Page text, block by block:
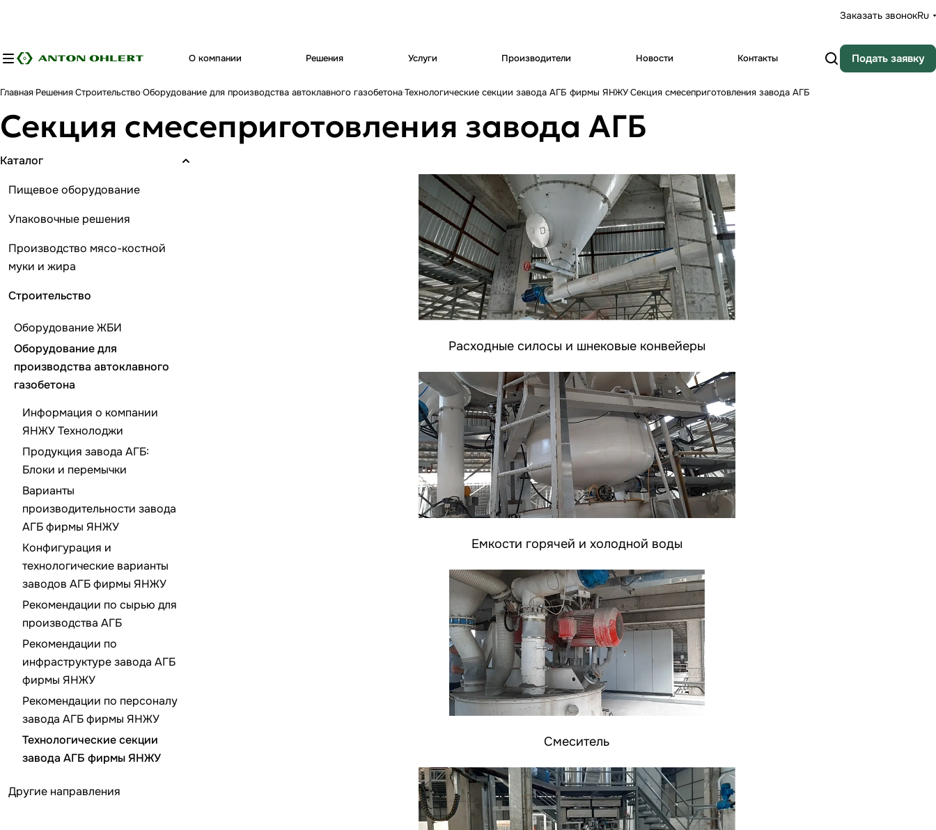
Заказать звонок ru
О компании Решения Услуги Производители Новости Контакты Подать заявку
Главная Решения СтроительствоОборудование для производства автоклавного газобетонаТехнологические секции завода АГБ фирмы ЯНЖУСекция смесеприготовления завода АГБ
Секция смесеприготовления завода АГБ
Расходные силосы и шнековые конвейеры
Емкости горячей и холодной воды
Смеситель
Каталог
Пищевое оборудование
Упаковочные решения
Производство мясо-костной
муки и жира
Строительство
Оборудование ЖБИ
Оборудование для
производства автоклавного
газобетона
Информация о компании
ЯНЖУ Технолоджи
Продукция завода АГБ:
Блоки и перемычки
Варианты
производительности завода
АГБ фирмы ЯНЖУ
Конфигурация и
технологические варианты
заводов АГБ фирмы ЯНЖУ
Рекомендации по сырью для
производства АГБ
Рекомендации по
инфраструктуре завода АГБ
фирмы ЯНЖУ
Рекомендации по персоналу
завода АГБ фирмы ЯНЖУ
Технологические секции
завода АГБ фирмы ЯНЖУ
Другие направления